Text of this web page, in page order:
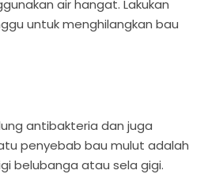
air hangat. Lakukan
untuk menghilangkan bau
antibakteria dan juga
penyebab bau mulut adalah
belubanga atau sela gigi.